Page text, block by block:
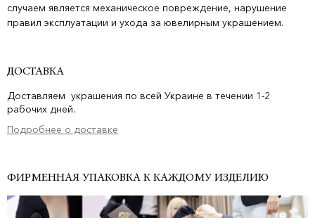
случаем является механическое повреждение, нарушение
правил эксплуатации и ухода за ювелирным украшением.
ДОСТАВКА
Доставляем украшения по всей Украине в течении 1-2
рабочих дней.
Подробнее о доставке
ФИРМЕННАЯ УПАКОВКА К КАЖДОМУ ИЗДЕЛИЮ